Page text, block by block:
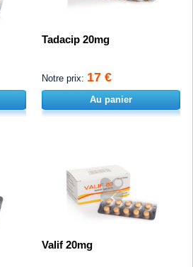
Tadacip 20mg
Notre prix: 17 €
Au panier
Valif 20mg